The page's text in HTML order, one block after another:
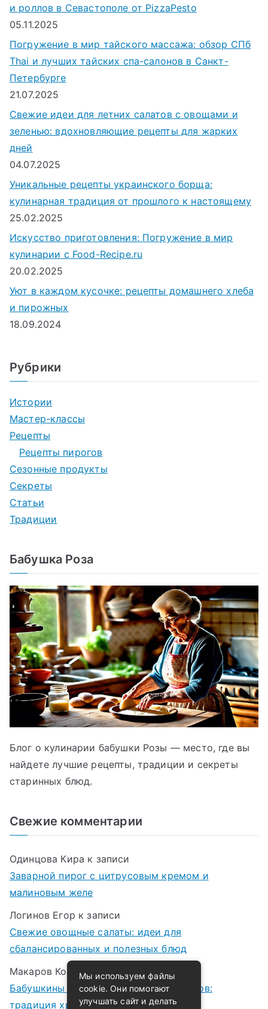
и роллов в Севастополе от PizzaPesto
05.11.2025
Погружение в мир тайского массажа: обзор СПб
Thai и лучших тайских спа-салонов в Санкт-
Петербурге
21.07.2025
Свежие идеи для летних салатов с овощами и
зеленью: вдохновляющие рецепты для жарких
дней
04.07.2025
Уникальные рецепты украинского борща:
кулинарная традиция от прошлого к настоящему
25.02.2025
Искусство приготовления: Погружение в мир
кулинарии с Food-Recipe.ru
20.02.2025
Уют в каждом кусочке: рецепты домашнего хлеба
и пирожных
18.09.2024
Рубрики
Истории
Мастер-классы
Рецепты
Рецепты пирогов
Сезонные продукты
Секреты
Статьи
Традиции
Бабушка Роза
Блог о кулинарии бабушки Розы — место, где вы
найдете лучшие рецепты, традиции и секреты
старинных блюд.
Свежие комментарии
Одинцова Кира к записи
Заварной пирог с цитрусовым кремом и
малиновым желе
Логинов Егор к записи
Свежие овощные салаты: идеи для
сбалансированных и полезных блюд
Макаров Корней к записи
Бабушкины рецепты варенья и компотов:
традиция хранения лета в банках
Мы используем файлы
cookie. Они помогают
улучшать сайт и делать